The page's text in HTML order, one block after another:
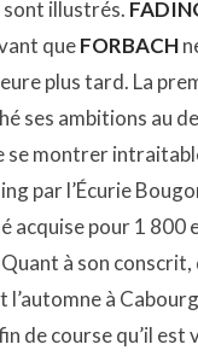
sont illustrés.
queFORBACH
plus tard. La
ses ambitions au
se montrer
par l’Écurie
acquise pour 1 800
à son conscrit,
à
de course qu’il